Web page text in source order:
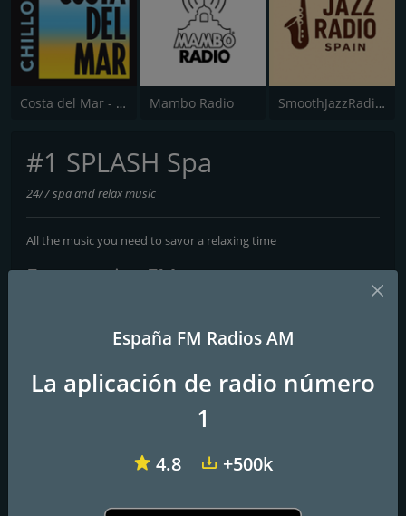
Costa del Mar - Chillout Mambo Radio SmoothJazzRadio.es
#1 SPLASH Spa
24/7 spa and relax music
All the music you need to savor a relaxing time
Frecuencias FM
Página web: https://www.splashradio.eu
España FM Radios AM
La aplicación de radio número
1
4.8 +500k